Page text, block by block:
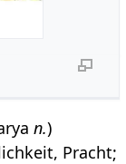
n.)
Pracht;